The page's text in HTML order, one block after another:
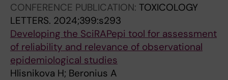
CONFERENCE PUBLICATION: TOXICOLOGY
LETTERS. 2024;399:s293
Developing the SciRAPepi tool for assessment
of reliability and relevance of observational
epidemiological studies
Hlisnikova H; Beronius A